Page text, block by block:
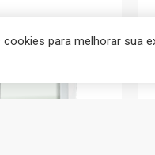
cookies para melhorar sua